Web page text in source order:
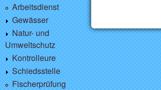
Arbeitsdienst
Gewässer
Natur- und
Umweltschutz
Kontrolleure
Schiedsstelle
Fischerprüfung